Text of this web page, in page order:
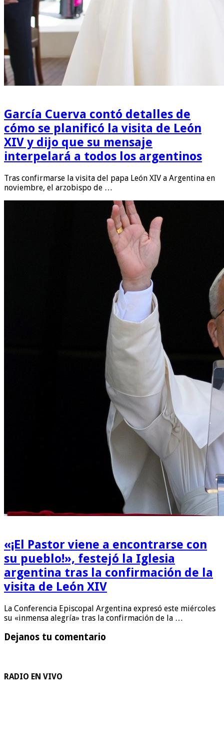
García Cuerva contó detalles de
cómo se planificó la visita de León
XIV y dijo que su mensaje
interpelará a todos los argentinos
Tras confirmarse la visita del papa León XIV a Argentina en
noviembre, el arzobispo de …
«¡El Pastor viene a encontrarse con
su pueblo!», festejó la Iglesia
argentina tras la confirmación de la
visita de León XIV
La Conferencia Episcopal Argentina expresó este miércoles
su «inmensa alegría» tras la confirmación de la …
Dejanos tu comentario
RADIO EN VIVO